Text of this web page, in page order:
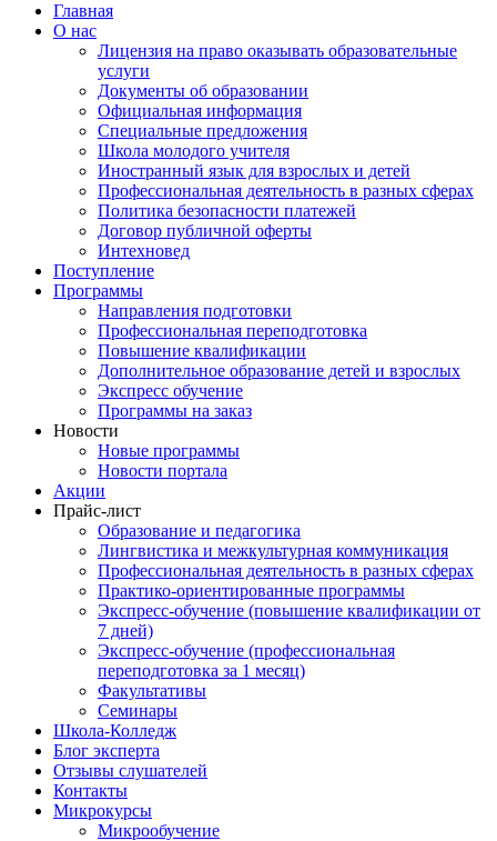
Главная
О нас
Лицензия на право оказывать образовательные
услуги
Документы об образовании
Официальная информация
Специальные предложения
Школа молодого учителя
Иностранный язык для взрослых и детей
Профессиональная деятельность в разных сферах
Политика безопасности платежей
Договор публичной оферты
Интехновед
Поступление
Программы
Направления подготовки
Профессиональная переподготовка
Повышение квалификации
Дополнительное образование детей и взрослых
Экспресс обучение
Программы на заказ
Новости
Новые программы
Новости портала
Акции
Прайс-лист
Образование и педагогика
Лингвистика и межкультурная коммуникация
Профессиональная деятельность в разных сферах
Практико-ориентированные программы
Экспресс-обучение (повышение квалификации от
7 дней)
Экспресс-обучение (профессиональная
переподготовка за 1 месяц)
Факультативы
Семинары
Школа-Колледж
Блог эксперта
Отзывы слушателей
Контакты
Микрокурсы
Микрообучение